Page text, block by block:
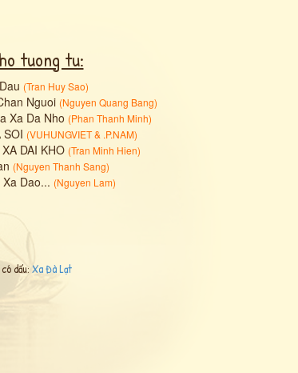
tuong tu:
(Tran Huy Sao)
Nguoi (Nguyen Quang Bang)
Xa Da Nho (Phan Thanh Minh)
SOI (VUHUNGVIET& .P.NAM)
DAI KHO (Tran Minh Hien)
(Nguyen Thanh Sang)
Dao... (Nguyen Lam)
dấu: Xa Đà Lạt